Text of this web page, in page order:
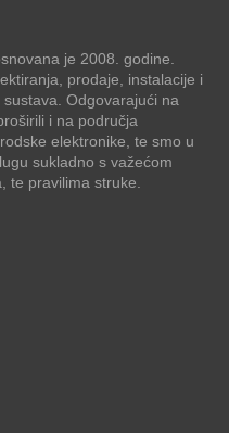
je 2008. godine.
prodaje, instalacije i
Odgovarajući na
i na područja
elektronike, te smo u
sukladno s važećom
te pravilima struke.